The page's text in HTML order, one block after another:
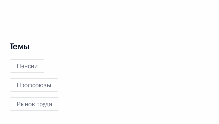
Темы
Пенсии
Профсоюзы
Рынок труда